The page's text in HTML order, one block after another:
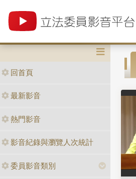
回首頁
最新影音
熱門影音
影音紀錄與瀏覽人次統計
委員影音類別